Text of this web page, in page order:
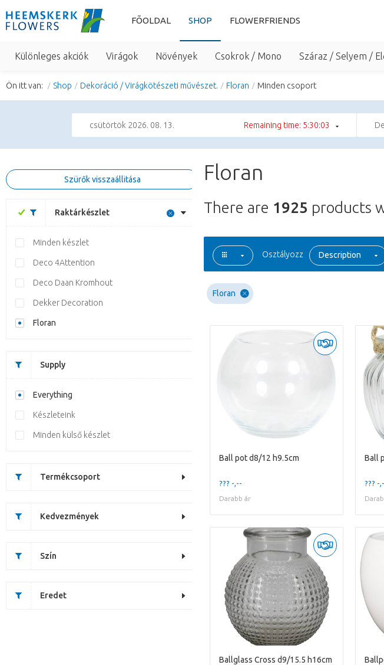
FÕOLDAL SHOP FLOWERFRIENDS
Különleges akciók Virágok Növények Csokrok / Mono Száraz / Selyem /
Ön itt van: Shop Dekoráció / Virágkötészeti művészet. Floran Minden csoport
csütörtök 2026. 08. 13. Remaining time: 5:30:02
Szürők visszaállitása
Raktárkészlet
Minden készlet
Deco 4Attention
Deco Daan Kromhout
Dekker Decoration
Floran
Supply
Everything
Készleteink
Minden külső készlet
Termékcsoport
Kedvezmények
Szín
Eredet
Floran
There are 1925 products
Osztályozz Description
Floran
Ball pot d8/12 h9.5cm
??? -,--
Darabb ár
??? -
Ballglass Cross d9/15.5 h16cm